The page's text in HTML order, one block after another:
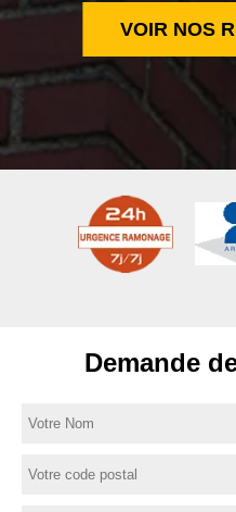
VOIR NOS
Demande